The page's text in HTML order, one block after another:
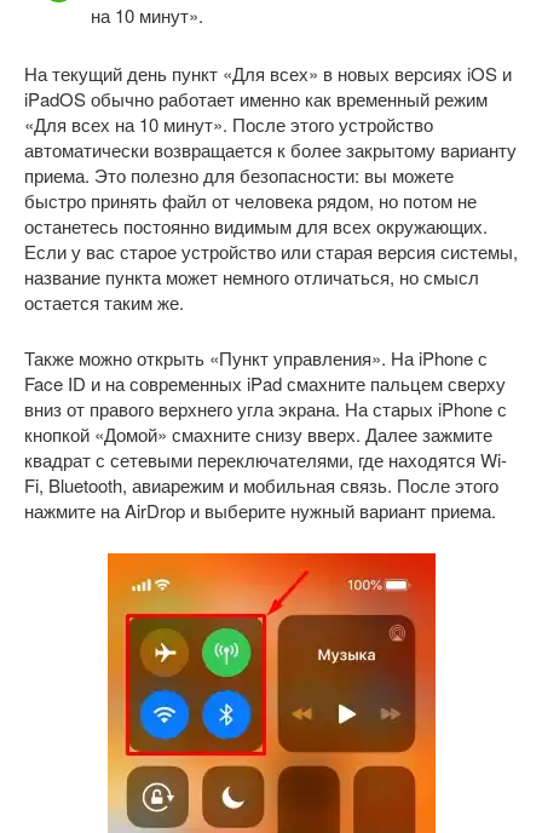
на 10 минут».
На текущий день пункт «Для всех» в новых версиях iOS и
iPadOS обычно работает именно как временный режим
«Для всех на 10 минут». После этого устройство
автоматически возвращается к более закрытому варианту
приема. Это полезно для безопасности: вы можете
быстро принять файл от человека рядом, но потом не
останетесь постоянно видимым для всех окружающих.
Если у вас старое устройство или старая версия системы,
название пункта может немного отличаться, но смысл
остается таким же.
Также можно открыть «Пункт управления». На iPhone с
Face ID и на современных iPad смахните пальцем сверху
вниз от правого верхнего угла экрана. На старых iPhone с
кнопкой «Домой» смахните снизу вверх. Далее зажмите
квадрат с сетевыми переключателями, где находятся Wi-
Fi, Bluetooth, авиарежим и мобильная связь. После этого
нажмите на AirDrop и выберите нужный вариант приема.